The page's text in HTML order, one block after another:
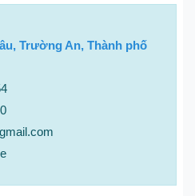
Trường An, Thành phố